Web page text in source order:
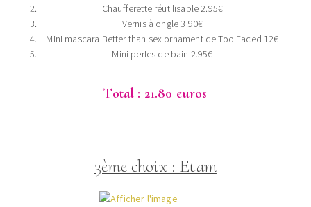
Chaufferette réutilisable 2.95€
Vernis à ongle 3.90€
Mini mascara Better than sex ornament de Too Faced 12€
Mini perles de bain 2.95€
Total : 21.80 euros
3ème choix : Etam